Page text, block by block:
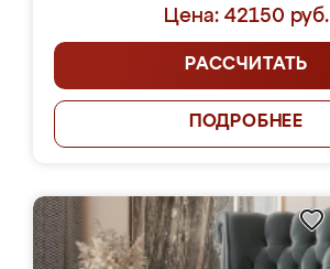
Цена: 42150 руб.
РАССЧИТАТЬ
ПОДРОБНЕЕ